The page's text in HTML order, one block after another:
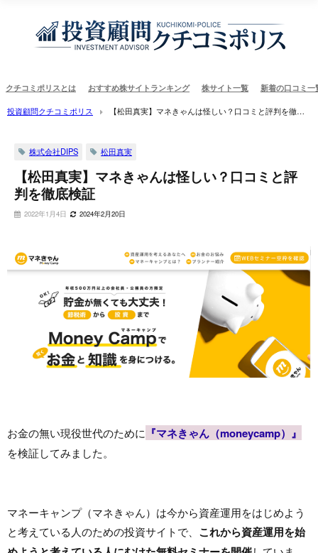
クチコミポリスとは おすすめ株サイトランキング 株サイト一覧 新着の口コミ一
投資顧問クチコミポリス
【松田真実】マネきゃんは怪しい？口コミと評判を徹底
株式会社DIPS 松田真実
【松田真実】マネきゃんは怪しい？口コミと評
判を徹底検証
2022年1月4日 2024年2月20日
お金の無い現役世代のために 『マネきゃん（moneycamp）』
を検証してみました。
マネーキャンプ（マネきゃん）は今から資産運用をはじめよう
と考えている人のための投資サイトで、 これから資産運用を始